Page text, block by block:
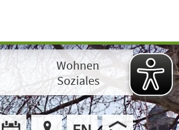
Wohnen
Soziales